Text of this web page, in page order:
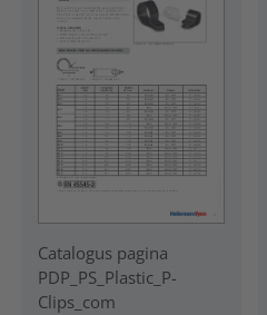
Catalogus pagina
PDP_PS_Plastic_P-
Clips_com